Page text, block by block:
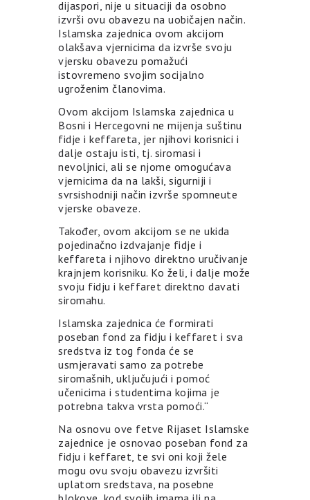
dijaspori, nije u situaciji da osobno
izvrši ovu obavezu na uobičajen način.
Islamska zajednica ovom akcijom
olakšava vjernicima da izvrše svoju
vjersku obavezu pomažući
istovremeno svojim socijalno
ugroženim članovima.
Ovom akcijom Islamska zajednica u
Bosni i Hercegovni ne mijenja suštinu
fidje i keffareta, jer njihovi korisnici i
dalje ostaju isti, tj. siromasi i
nevoljnici, ali se njome omogućava
vjernicima da na lakši, sigurniji i
svrsishodniji način izvrše spomneute
vjerske obaveze.
Također, ovom akcijom se ne ukida
pojedinačno izdvajanje fidje i
keffareta i njihovo direktno uručivanje
krajnjem korisniku. Ko želi, i dalje može
svoju fidju i keffaret direktno davati
siromahu.
Islamska zajednica će formirati
poseban fond za fidju i keffaret i sva
sredstva iz tog fonda će se
usmjeravati samo za potrebe
siromašnih, uključujući i pomoć
učenicima i studentima kojima je
potrebna takva vrsta pomoći.“
Na osnovu ove fetve Rijaset Islamske
zajednice je osnovao poseban fond za
fidju i keffaret, te svi oni koji žele
mogu ovu svoju obavezu izvršiti
uplatom sredstava, na posebne